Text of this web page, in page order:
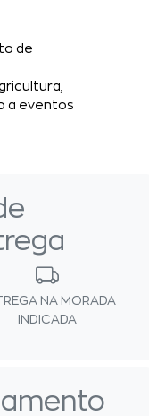
de
a eventos
NA MORADA
INDICADA